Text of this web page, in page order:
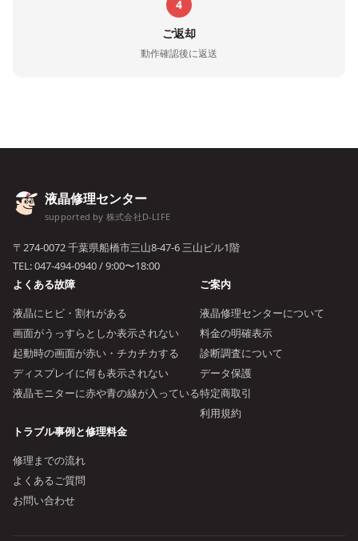
4
ご返却
動作確認後に返送
液晶修理センター
supported by 株式会社D-LIFE
〒274-0072 千葉県船橋市三山8-47-6 三山ビル1階
TEL:047-494-0940/ 9:00〜18:00
よくある故障
液晶にヒビ・割れがある
画面がうっすらとしか表示されない
起動時の画面が赤い・チカチカする
ディスプレイに何も表示されない
液晶モニターに赤や青の線が入っている
ご案内
液晶修理センターについて
料金の明確表示
診断調査について
データ保護
特定商取引
利用規約
トラブル事例と修理料金
修理までの流れ
よくあるご質問
お問い合わせ